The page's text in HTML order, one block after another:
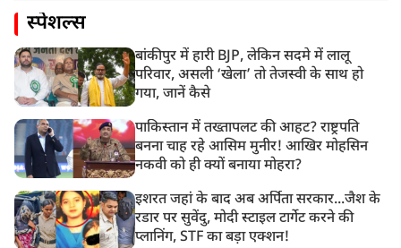
स्पेशल्स
बांकीपुर में हारी BJP, लेकिन सदमे में लालू
परिवार, असली ‘खेला’ तो तेजस्वी के साथ हो
गया, जानें कैसे
पाकिस्तान में तख्तापलट की आहट? राष्ट्रपति
बनना चाह रहे आसिम मुनीर! आखिर मोहसिन
नकवी को ही क्यों बनाया मोहरा?
इशरत जहां के बाद अब अर्पिता सरकार...जैश के
रडार पर सुवेंदु, मोदी स्टाइल टार्गेट करने की
प्लानिंग, STF का बड़ा एक्शन!